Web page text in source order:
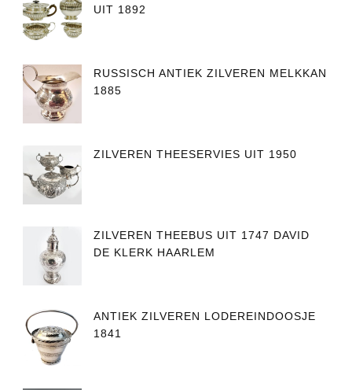
UIT 1892
RUSSISCH ANTIEK ZILVEREN MELKKAN
1885
ZILVEREN THEESERVIES UIT 1950
ZILVEREN THEEBUS UIT 1747 DAVID
DE KLERK HAARLEM
ANTIEK ZILVEREN LODEREINDOOSJE
1841